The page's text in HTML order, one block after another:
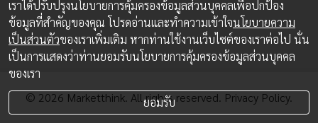
© 2026 Marketthink. All rights reserved. Privacy Policy.
เราได้ปรับปรุงนโยบายการคุ้มครองข้อมูลส่วนบุคคลเพื่อปกป้อง
ข้อมูลที่สำคัญของคุณ โปรดอ่านและทำความเข้าใจนโยบายความ
เป็นส่วนตัวของเราเพิ่มเติม หากท่านใช้งานเว็บไซต์ของเราต่อไป นั่น
เป็นการแสดงว่าท่านยอมรับนโยบายการคุ้มครองข้อมูลส่วนบุคคล
ของเรา
ยอมรับ